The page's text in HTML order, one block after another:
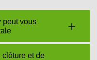
peut vous
et de